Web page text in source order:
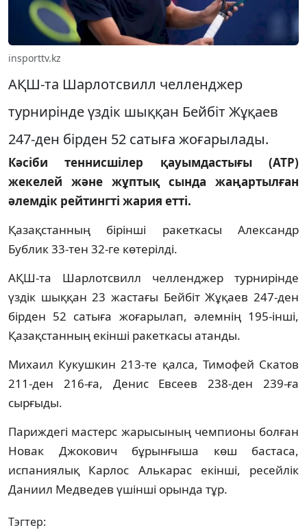
insporttv.kz
АҚШ-та Шарлотсвилл челленджер
турнирінде үздік шыққан Бейбіт Жұқаев
247-ден бірден 52 сатыға жоғарылады.
Кәсіби теннисшілер қауымдастығы (ATP)
жекелей және жұптық сында жаңартылған
әлемдік рейтингті жария етті.
Қазақстанның бірінші ракеткасы Александр
Бублик 33-тен 32-ге көтерілді.
АҚШ-та Шарлотсвилл челленджер турнирінде
үздік шыққан 23 жастағы Бейбіт Жұқаев 247-ден
бірден 52 сатыға жоғарылап, әлемнің 195-інші,
Қазақстанның екінші ракеткасы атанды.
Михаил Кукушкин 213-те қалса, Тимофей Скатов
211-ден 216-ға, Денис Евсеев 238-ден 239-ға
сырғыды.
Париждегі мастерс жарысының чемпионы болған
Новак Джокович бұрынғыша көш бастаса,
испаниялық Карлос Алькарас екінші, ресейлік
Даниил Медведев үшінші орында тұр.
Тэгтер: